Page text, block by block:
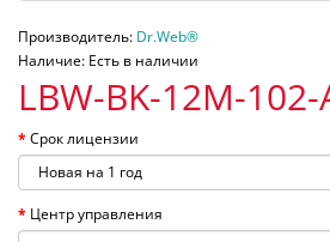
Производитель: Dr.Web®
Наличие: Есть в наличии
LBW-BK-12M-102-
Срок лицензии
Центр управления